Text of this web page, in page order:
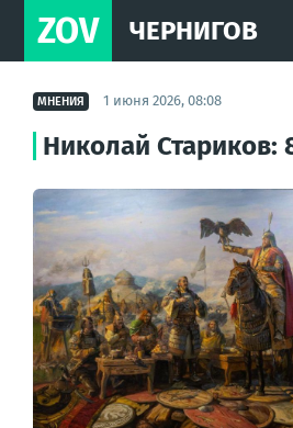
ZOV ЧЕРНИГОВ
МНЕНИЯ 1 июня 2026, 08:08
Николай Стариков: